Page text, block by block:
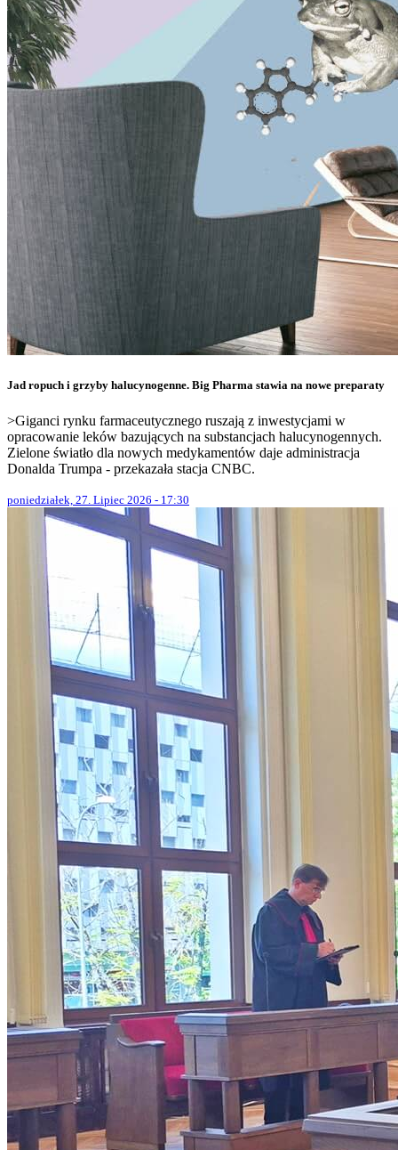
Jad ropuch i grzyby halucynogenne. Big Pharma stawia na nowe preparaty
>Giganci rynku farmaceutycznego ruszają z inwestycjami w
opracowanie leków bazujących na substancjach halucynogennych.
Zielone światło dla nowych medykamentów daje administracja
Donalda Trumpa - przekazała stacja CNBC.
poniedziałek, 27. Lipiec 2026 - 17:30